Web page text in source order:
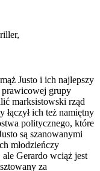
Justo i ich najlepszy
prawicowej grupy
marksistowski rząd
ich też namiętny
politycznego, które
są szanowanymi
młodzieńczy
ale Gerardo wciąż jest
za